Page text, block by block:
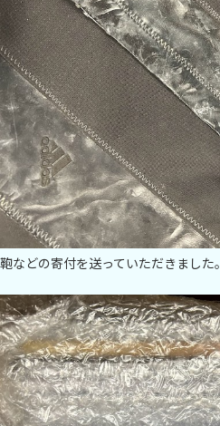
鞄などの寄付を送っていただきました。